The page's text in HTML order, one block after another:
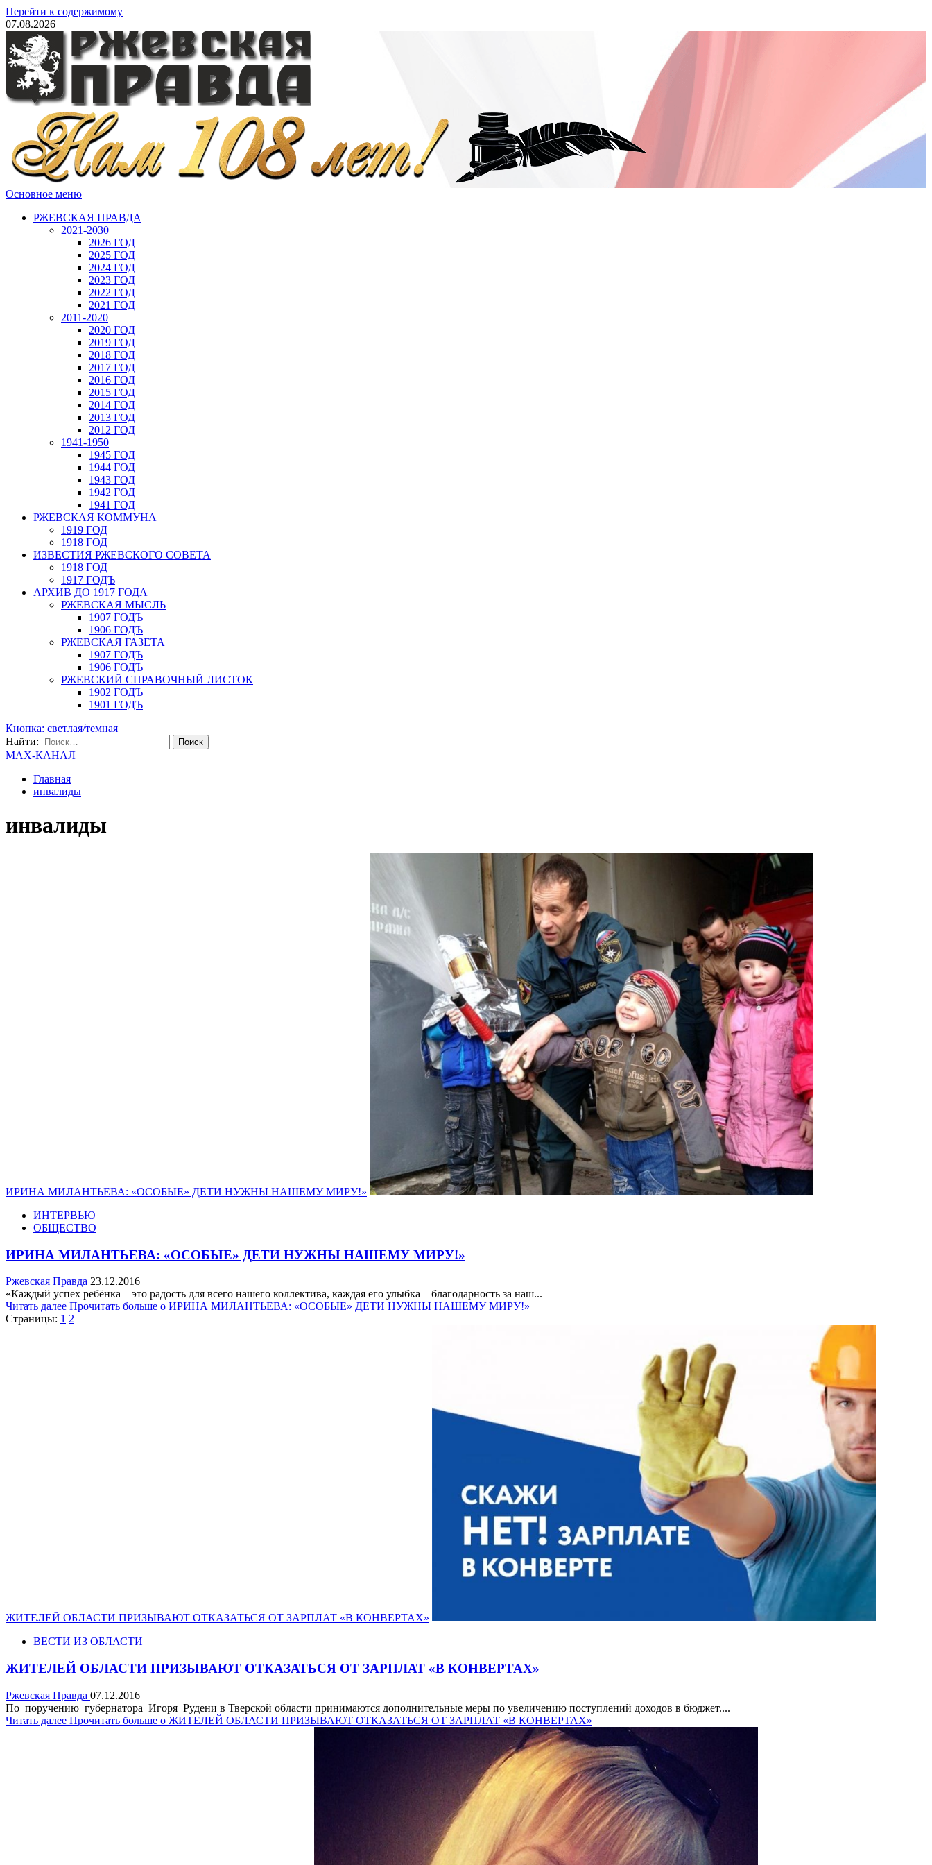
Перейти к содержимому
07.08.2026
Основное меню
РЖЕВСКАЯ ПРАВДА
2021-2030
2026 ГОД
2025 ГОД
2024 ГОД
2023 ГОД
2022 ГОД
2021 ГОД
2011-2020
2020 ГОД
2019 ГОД
2018 ГОД
2017 ГОД
2016 ГОД
2015 ГОД
2014 ГОД
2013 ГОД
2012 ГОД
1941-1950
1945 ГОД
1944 ГОД
1943 ГОД
1942 ГОД
1941 ГОД
РЖЕВСКАЯ КОММУНА
1919 ГОД
1918 ГОД
ИЗВЕСТИЯ РЖЕВСКОГО СОВЕТА
1918 ГОД
1917 ГОДЪ
АРХИВ ДО 1917 ГОДА
РЖЕВСКАЯ МЫСЛЬ
1907 ГОДЪ
1906 ГОДЪ
РЖЕВСКАЯ ГАЗЕТА
1907 ГОДЪ
1906 ГОДЪ
РЖЕВСКИЙ СПРАВОЧНЫЙ ЛИСТОК
1902 ГОДЪ
1901 ГОДЪ
Кнопка: светлая/темная
Найти:
MAX-КАНАЛ
Главная
инвалиды
инвалиды
ИРИНА МИЛАНТЬЕВА: «ОСОБЫЕ» ДЕТИ НУЖНЫ НАШЕМУ МИРУ!»
ИНТЕРВЬЮ
ОБЩЕСТВО
ИРИНА МИЛАНТЬЕВА: «ОСОБЫЕ» ДЕТИ НУЖНЫ НАШЕМУ МИРУ!»
Ржевская Правда 23.12.2016
«Каждый успех ребёнка – это радость для всего нашего коллектива, каждая его улыбка – благодарность за наш...
Читать далее Прочитать больше о ИРИНА МИЛАНТЬЕВА: «ОСОБЫЕ» ДЕТИ НУЖНЫ НАШЕМУ МИРУ!»
Страницы: 1 2
ЖИТЕЛЕЙ ОБЛАСТИ ПРИЗЫВАЮТ ОТКАЗАТЬСЯ ОТ ЗАРПЛАТ «В КОНВЕРТАХ»
ВЕСТИ ИЗ ОБЛАСТИ
ЖИТЕЛЕЙ ОБЛАСТИ ПРИЗЫВАЮТ ОТКАЗАТЬСЯ ОТ ЗАРПЛАТ «В КОНВЕРТАХ»
Ржевская Правда 07.12.2016
По поручению губернатора Игоря Рудени в Тверской области принимаются дополнительные меры по увеличению поступлений доходов в бюджет....
Читать далее Прочитать больше о ЖИТЕЛЕЙ ОБЛАСТИ ПРИЗЫВАЮТ ОТКАЗАТЬСЯ ОТ ЗАРПЛАТ «В КОНВЕРТАХ»